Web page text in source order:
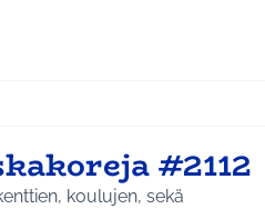
yhteisöllisyys
#2112
koulujen, sekä